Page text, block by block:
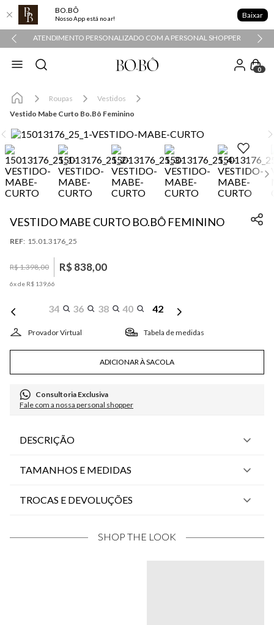
BO.BÔ
Nosso App está no ar! Baixar
ATENDIMENTO PERSONALIZADO COM A PERSONAL SHOPPER
0
Roupas
Vestidos
Vestido Mabe Curto Bo.Bô Feminino
VESTIDO MABE CURTO BO.BÔ FEMININO
: 15.01.3176_25
R$1.398,00 R$838,00
6x de R$ 13966
34 36 38 40 42
Tabela de medidas
ADICIONAR À SACOLA
Consultoria Exclusiva
Fale com a nossa personal shopper
DESCRIÇÃO
TAMANHOS E MEDIDAS
TROCAS E DEVOLUÇÕES
SHOP THE LOOK